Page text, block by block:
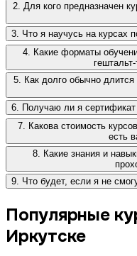
2. Для кого предназначен курсы по
3. Что я научусь на курсах
4. Какие форматы
5. Как долго обычно длится
6. Получаю ли я
7. Какова стоимость курсов гештальт-
есть
8. Какие знания и
9. Что будет, если я не
Популярные курсы по психологии в
Иркутске